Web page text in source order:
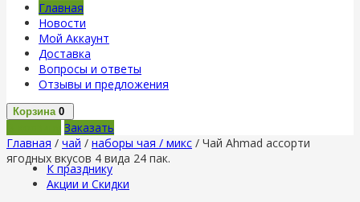
Главная
Новости
Мой Аккаунт
Доставка
Вопросы и ответы
Отзывы и предложения
Корзина 0
Заказать
Главная / чай / наборы чая / микс / Чай Ahmad ассорти
ягодных вкусов 4 вида 24 пак.
К празднику
Акции и Скидки